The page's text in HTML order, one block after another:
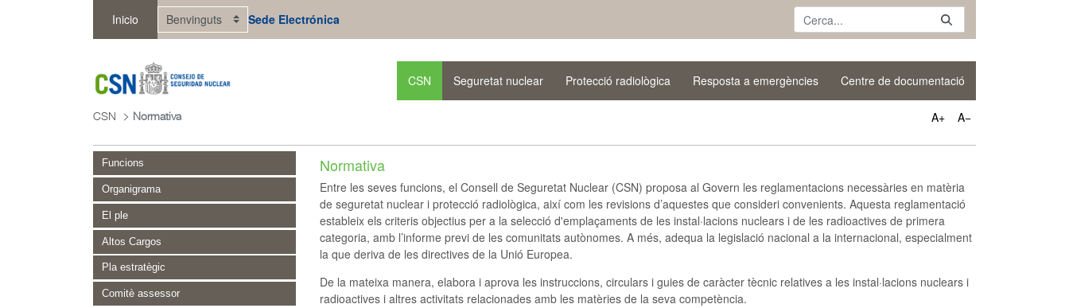
Salta al contingut principal
Inicio Sede Electrónica
CSN Seguretat nuclear Protecció radiològica Resposta a emergències Centre de documentació
CSN Normativa A+ A−
Funcions
Organigrama
El ple
Altos Cargos
Pla estratègic
Comitè assessor
Normativa
Entre les seves funcions, el Consell de Seguretat Nuclear (CSN) proposa al Govern les reglamentacions necessàries en matèria
de seguretat nuclear i protecció radiològica, així com les revisions d’aquestes que consideri convenients. Aquesta reglamentació
estableix els criteris objectius per a la selecció d'emplaçaments de les instal·lacions nuclears i de les radioactives de primera
categoria, amb l’informe previ de les comunitats autònomes. A més, adequa la legislació nacional a la internacional, especialment
la que deriva de les directives de la Unió Europea.
De la mateixa manera, elabora i aprova les instruccions, circulars i guies de caràcter tècnic relatives a les instal·lacions nuclears i
radioactives i altres activitats relacionades amb les matèries de la seva competència.